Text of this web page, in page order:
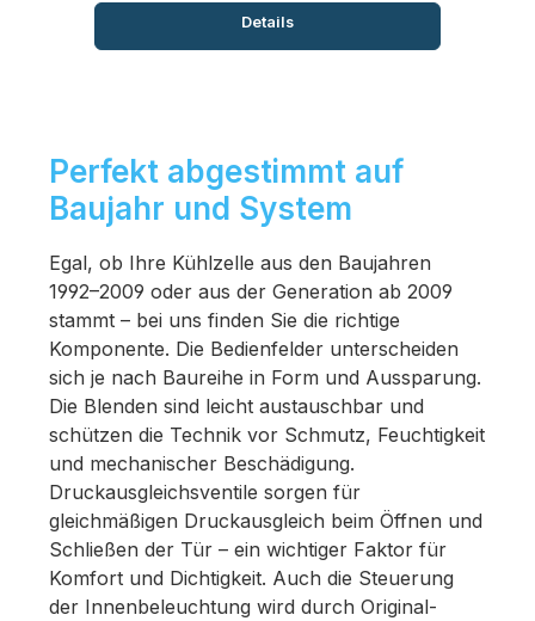
Details
Perfekt abgestimmt auf
Baujahr und System
Egal, ob Ihre Kühlzelle aus den Baujahren
1992–2009 oder aus der Generation ab 2009
stammt – bei uns finden Sie die richtige
Komponente. Die Bedienfelder unterscheiden
sich je nach Baureihe in Form und Aussparung.
Die Blenden sind leicht austauschbar und
schützen die Technik vor Schmutz, Feuchtigkeit
und mechanischer Beschädigung.
Druckausgleichsventile sorgen für
gleichmäßigen Druckausgleich beim Öffnen und
Schließen der Tür – ein wichtiger Faktor für
Komfort und Dichtigkeit. Auch die Steuerung
der Innenbeleuchtung wird durch Original-